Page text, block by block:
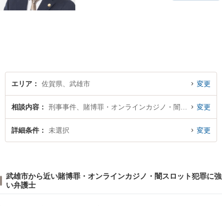
エリア 佐賀県、武雄市 変更
相談内容 変更
詳細条件 未選択 変更
武雄市から近い賭博罪・オンラインカジノ・闇スロット犯罪に強
い弁護士